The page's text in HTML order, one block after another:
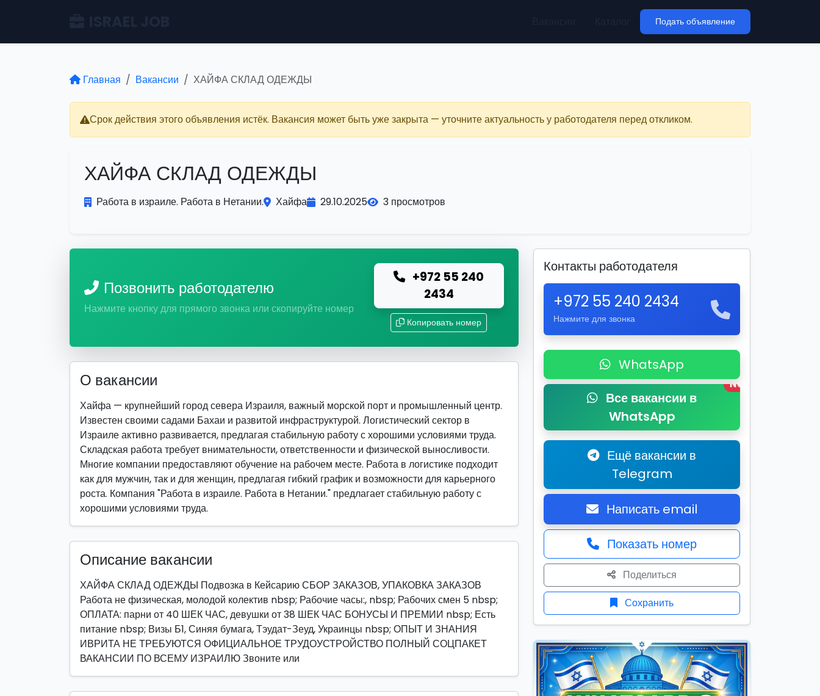
Подать объявление
Главная Вакансии ХАЙФА СКЛАД ОДЕЖДЫ
Срок действия этого объявления истёк. Вакансия может быть уже закрыта — уточните актуальность у работодателя перед откликом.
ХАЙФА СКЛАД ОДЕЖДЫ
Работа в израиле. Работа в Нетании. Хайфа 29.10.2025 3 просмотров
Позвонить работодателю
Нажмите кнопку для прямого звонка или скопируйте номер
+972 55 240
2434
Копировать номер
О вакансии
Хайфа — крупнейший город севера Израиля, важный морской порт и промышленный центр.
Известен своими садами Бахаи и развитой инфраструктурой. Логистический сектор в
Израиле активно развивается, предлагая стабильную работу с хорошими условиями труда.
Складская работа требует внимательности, ответственности и физической выносливости.
Многие компании предоставляют обучение на рабочем месте. Работа в логистике подходит
как для мужчин, так и для женщин, предлагая гибкий график и возможности для карьерного
роста. Компания "Работа в израиле. Работа в Нетании." предлагает стабильную работу с
хорошими условиями труда.
Описание вакансии
ХАЙФА СКЛАД ОДЕЖДЫ Подвозка в Кейсарию СБОР ЗАКАЗОВ, УПАКОВКА ЗАКАЗОВ
Работа не физическая, молодой колектив nbsp; Рабочие часы:, nbsp; Рабочих смен 5 nbsp;
ОПЛАТА: парни от 40 ШЕК ЧАС, девушки от 38 ШЕК ЧАС БОНУСЫ И ПРЕМИИ nbsp; Есть
питание nbsp; Визы Б1, Синяя бумага, Тэудат-Зеуд, Украинцы nbsp; ОПЫТ И ЗНАНИЯ
ИВРИТА НЕ ТРЕБУЮТСЯ ОФИЦИАЛЬНОЕ ТРУДОУСТРОЙСТВО ПОЛНЫЙ СОЦПАКЕТ
ВАКАНСИИ ПО ВСЕМУ ИЗРАИЛЮ Звоните или
Контакты работодателя
+972 55 240 2434
Нажмите для звонка
WhatsApp
Все вакансии в
WhatsApp
New
Ещё вакансии в
Telegram
Написать email
Показать номер
Поделиться
Сохранить